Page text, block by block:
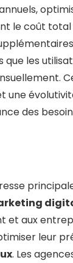
le coût total
que les
une
des
et aux
leur
. Les